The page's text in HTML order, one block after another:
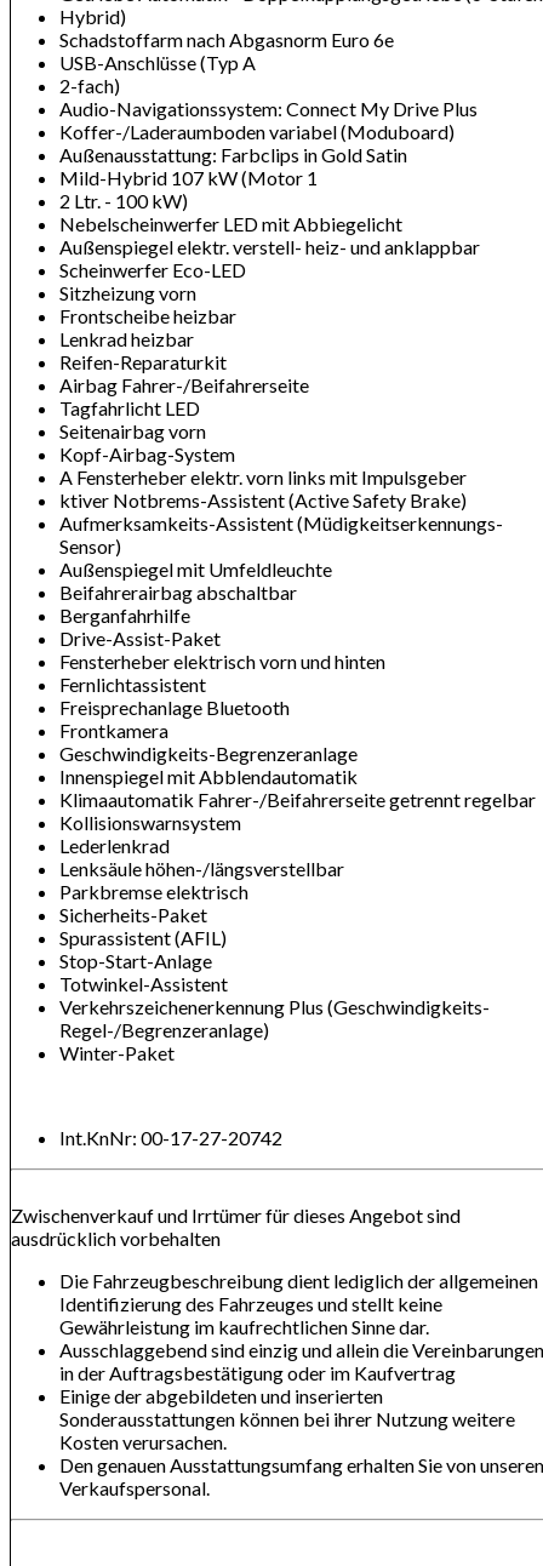
Hybrid)
Schadstoffarm nach Abgasnorm Euro 6e
USB-Anschlüsse (Typ A
2-fach)
Audio-Navigationssystem: Connect My Drive Plus
Koffer-/Laderaumboden variabel (Moduboard)
Außenausstattung: Farbclips in Gold Satin
Mild-Hybrid 107 kW (Motor 1
2 Ltr. - 100 kW)
Nebelscheinwerfer LED mit Abbiegelicht
Außenspiegel elektr. verstell- heiz- und anklappbar
Scheinwerfer Eco-LED
Sitzheizung vorn
Frontscheibe heizbar
Lenkrad heizbar
Reifen-Reparaturkit
Airbag Fahrer-/Beifahrerseite
Tagfahrlicht LED
Seitenairbag vorn
Kopf-Airbag-System
A Fensterheber elektr. vorn links mit Impulsgeber
ktiver Notbrems-Assistent (Active Safety Brake)
Aufmerksamkeits-Assistent (Müdigkeitserkennungs-
Sensor)
Außenspiegel mit Umfeldleuchte
Beifahrerairbag abschaltbar
Berganfahrhilfe
Drive-Assist-Paket
Fensterheber elektrisch vorn und hinten
Fernlichtassistent
Freisprechanlage Bluetooth
Frontkamera
Geschwindigkeits-Begrenzeranlage
Innenspiegel mit Abblendautomatik
Klimaautomatik Fahrer-/Beifahrerseite getrennt regelbar
Kollisionswarnsystem
Lederlenkrad
Lenksäule höhen-/längsverstellbar
Parkbremse elektrisch
Sicherheits-Paket
Spurassistent (AFIL)
Stop-Start-Anlage
Totwinkel-Assistent
Verkehrszeichenerkennung Plus (Geschwindigkeits-
Regel-/Begrenzeranlage)
Winter-Paket
Int.KnNr: 00-17-27-20742
Zwischenverkauf und Irrtümer für dieses Angebot sind
ausdrücklich vorbehalten
Die Fahrzeugbeschreibung dient lediglich der allgemeinen
Identifizierung des Fahrzeuges und stellt keine
Gewährleistung im kaufrechtlichen Sinne dar.
Ausschlaggebend sind einzig und allein die Vereinbarungen
in der Auftragsbestätigung oder im Kaufvertrag
Einige der abgebildeten und inserierten
Sonderausstattungen können bei ihrer Nutzung weitere
Kosten verursachen.
Den genauen Ausstattungsumfang erhalten Sie von
Verkaufspersonal.